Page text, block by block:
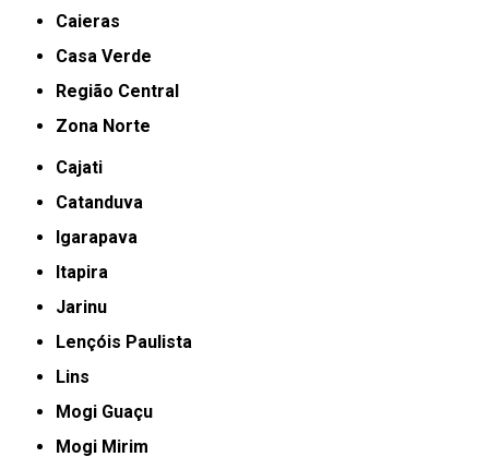
Caieras
Casa Verde
Região Central
Zona Norte
Cajati
Catanduva
Igarapava
Itapira
Jarinu
Lençóis Paulista
Lins
Mogi Guaçu
Mogi Mirim